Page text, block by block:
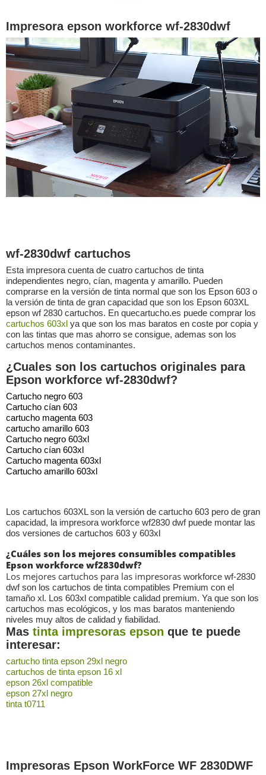
Impresora epson workforce wf-2830dwf
wf-2830dwf cartuchos
Esta impresora cuenta de cuatro cartuchos de tinta
independientes negro, cían, magenta y amarillo. Pueden
comprarse en la versión de tinta normal que son los Epson 603 o
la versión de tinta de gran capacidad que son los Epson 603XL
epson wf 2830 cartuchos. En quecartucho.es puede comprar los
cartuchos 603xl ya que son los mas baratos en coste por copia y
con las tintas que mas ahorro se consigue, ademas son los
cartuchos menos contaminantes.
¿Cuales son los cartuchos originales para
Epson workforce wf-2830dwf?
Cartucho negro 603
Cartucho cían 603
cartucho magenta 603
cartucho amarillo 603
Cartucho negro 603xl
Cartucho cían 603xl
Cartucho magenta 603xl
Cartucho amarillo 603xl
Los cartuchos 603XL son la versión de cartucho 603 pero de gran
capacidad, la impresora workforce wf2830 dwf puede montar las
dos versiones de cartuchos 603 y 603xl
¿Cuáles son los mejores consumibles compatibles
Epson workforce wf2830dwf?
Los mejores cartuchos para las impresoras workforce wf-2830
dwf son los cartuchos de tinta compatibles Premium con el
tamaño xl. Los 603xl compatible calidad premium. Ya que son los
cartuchos mas ecológicos, y los mas baratos manteniendo
niveles muy altos de calidad y fiabilidad.
Mas tinta impresoras epson que te puede
interesar:
cartucho tinta epson 29xl negro
cartuchos de tinta epson 16 xl
epson 26xl compatible
epson 27xl negro
tinta t0711
Impresoras Epson WorkForce WF 2830DWF